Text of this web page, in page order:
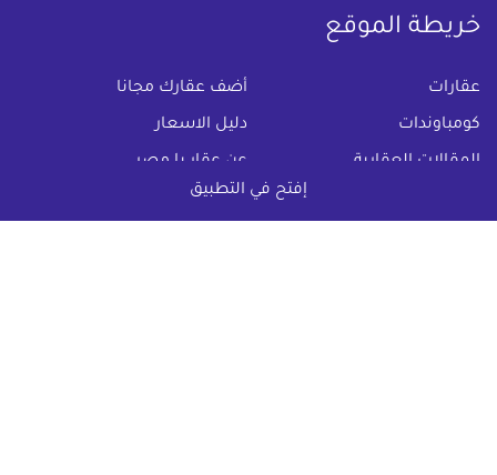
إفتح في التطبيق
خريطة الموقع
عقارات أضف عقارك مجانا
كومباوندات دليل الاسعار
المقالات العقارية عن عقار يا مصر
تواصل معنا